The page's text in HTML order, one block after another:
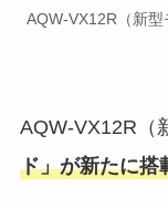
AQW-VX12R（新
AQW-VX12R（
ド」が新たに搭